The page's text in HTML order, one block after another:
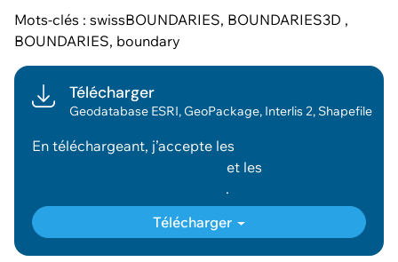
Mots-clés : swissBOUNDARIES, BOUNDARIES3D ,
BOUNDARIES, boundary
Télécharger
Geodatabase ESRI, GeoPackage, Interlis 2, Shapefile
En téléchargeant, j’accepte les
et les
.
Télécharger